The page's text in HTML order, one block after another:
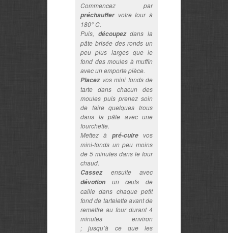
Commencez par
préchauffervotre four à
180° C.
Puis, découpezdans la
pâte brisée des ronds un
peu plus larges que le
fond des moules à muffin
avec un emporte pièce.
Placezvos mini fonds de
tarte dans chacun des
moules puis prenez soin
de faire quelques trous
dans la pâte avec une
fourchette.
Mettez à pré-cuirevos
mini-fonds un peu moins
de 5 minutes dans le four
chaud.
Cassezensuite avec
dévotion un œufs de
caille dans chaque petit
fond de tartelette avant de
remettre au four durant 4
minutes environ
; jusqu’à ce que les